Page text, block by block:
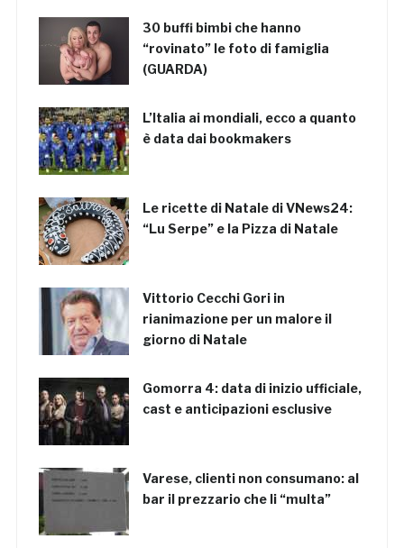
30 buffi bimbi che hanno
“rovinato” le foto di famiglia
(GUARDA)
L’Italia ai mondiali, ecco a quanto
è data dai bookmakers
Le ricette di Natale di VNews24:
“Lu Serpe” e la Pizza di Natale
Vittorio Cecchi Gori in
rianimazione per un malore il
giorno di Natale
Gomorra 4: data di inizio ufficiale,
cast e anticipazioni esclusive
Varese, clienti non consumano: al
bar il prezzario che li “multa”